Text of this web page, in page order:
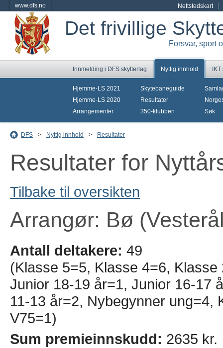
www.dfs.no Nettstedskart
Det frivillige
Forsvar, sport
Innmelding i DFS skytterlag Nyttig innhold
Hjemme-LS 2021
Hjemme-LS 2020
Arrangementer
Skytebaneguide
Resultater
350-klubben
Søk
DFS > Nyttig innhold > Resultater
Resultater for
Tilbake til oversikten
Arrangør: Bø
Antall deltakere: 49
(Klasse 5=5, Klasse 4=6,
Junior 18-19 år=1, Junior 16-17
11-13 år=2, Nybegynner
V75=1)
Sum premieinnskudd: 2635 kr.